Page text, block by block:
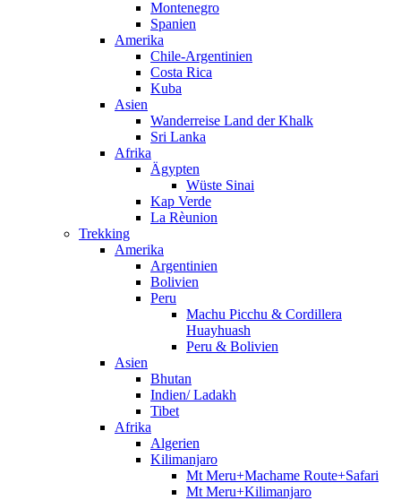
Montenegro
Spanien
Amerika
Chile-Argentinien
Costa Rica
Kuba
Asien
Wanderreise Land der Khalk
Sri Lanka
Afrika
Ägypten
Wüste Sinai
Kap Verde
La Rèunion
Trekking
Amerika
Argentinien
Bolivien
Peru
Machu Picchu & Cordillera
Huayhuash
Peru & Bolivien
Asien
Bhutan
Indien/ Ladakh
Tibet
Afrika
Algerien
Kilimanjaro
Mt Meru+Machame Route+Safari
Mt Meru+Kilimanjaro